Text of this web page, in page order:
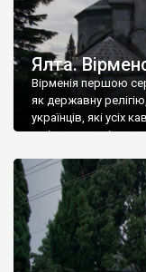
Ялта.
Вірменія першою
як державну
українців, які усіх
є відданими